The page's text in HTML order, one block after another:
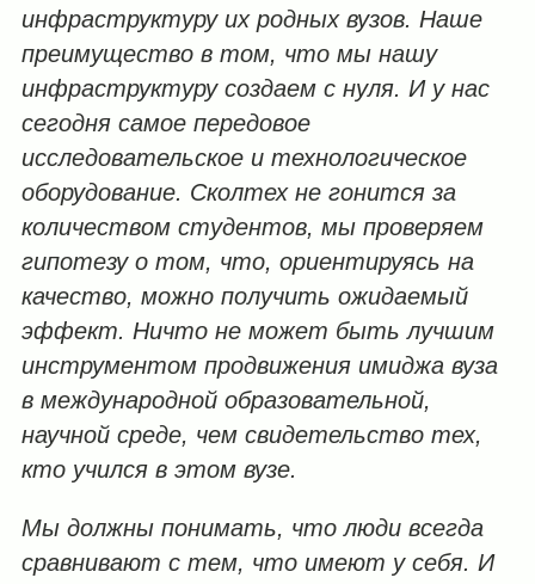
инфраструктуру их родных вузов. Наше
преимущество в том, что мы нашу
инфраструктуру создаем с нуля. И у нас
сегодня самое передовое
исследовательское и технологическое
оборудование. Сколтех не гонится за
количеством студентов, мы проверяем
гипотезу о том, что, ориентируясь на
качество, можно получить ожидаемый
эффект. Ничто не может быть лучшим
инструментом продвижения имиджа вуза
в международной образовательной,
научной среде, чем свидетельство тех,
кто учился в этом вузе.
Мы должны понимать, что люди всегда
сравнивают с тем, что имеют у себя. И